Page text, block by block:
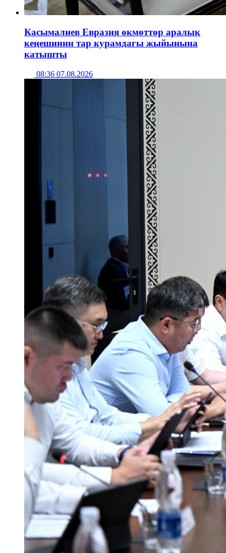
Касымалиев Евразия өкмөттөр аралык
кеңешинин тар курамдагы жыйынына
катышты
08:36 07.08.2026